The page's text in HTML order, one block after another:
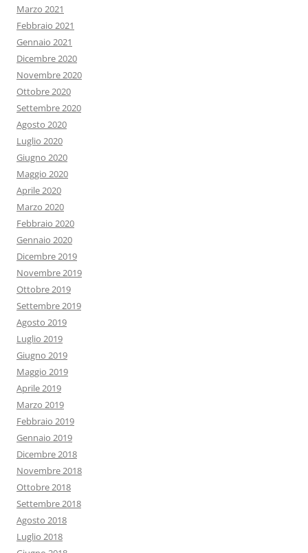
Marzo 2021
Febbraio 2021
Gennaio 2021
Dicembre 2020
Novembre 2020
Ottobre 2020
Settembre 2020
Agosto 2020
Luglio 2020
Giugno 2020
Maggio 2020
Aprile 2020
Marzo 2020
Febbraio 2020
Gennaio 2020
Dicembre 2019
Novembre 2019
Ottobre 2019
Settembre 2019
Agosto 2019
Luglio 2019
Giugno 2019
Maggio 2019
Aprile 2019
Marzo 2019
Febbraio 2019
Gennaio 2019
Dicembre 2018
Novembre 2018
Ottobre 2018
Settembre 2018
Agosto 2018
Luglio 2018